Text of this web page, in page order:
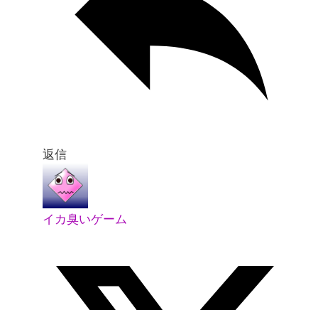
返信
イカ臭いゲーム